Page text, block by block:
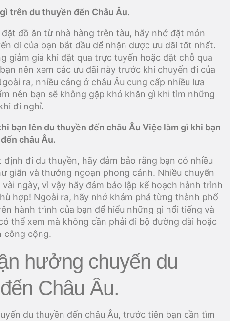
trên du thuyền đến Châu Âu.
đồ ăn từ nhà hàng trên tàu, hãy nhớ đặt món
đi của bạn bắt đầu để nhận được ưu đãi tốt nhất.
giảm giá khi đặt qua trực tuyến hoặc đặt chỗ qua
nên xem các ưu đãi này trước khi chuyến đi của
ra, nhiều cảng ở châu Âu cung cấp nhiều lựa
nên bạn sẽ không gặp khó khăn gì khi tìm những
đi nghỉ.
bạn lên du thuyền đến châu Âu Việc làm gì khi bạn
châu Âu.
định đi du thuyền, hãy đảm bảo rằng bạn có nhiều
giãn và thưởng ngoạn phong cảnh. Nhiều chuyến
vài ngày, vì vậy hãy đảm bảo lập kế hoạch hành trình
hợp! Ngoài ra, hãy nhớ khám phá từng thành phố
hành trình của bạn để hiểu những gì nổi tiếng và
thể xem mà không cần phải đi bộ đường dài hoặc
công cộng.
hưởng chuyến du
Châu Âu.
du thuyền đến châu Âu, trước tiên bạn cần tìm